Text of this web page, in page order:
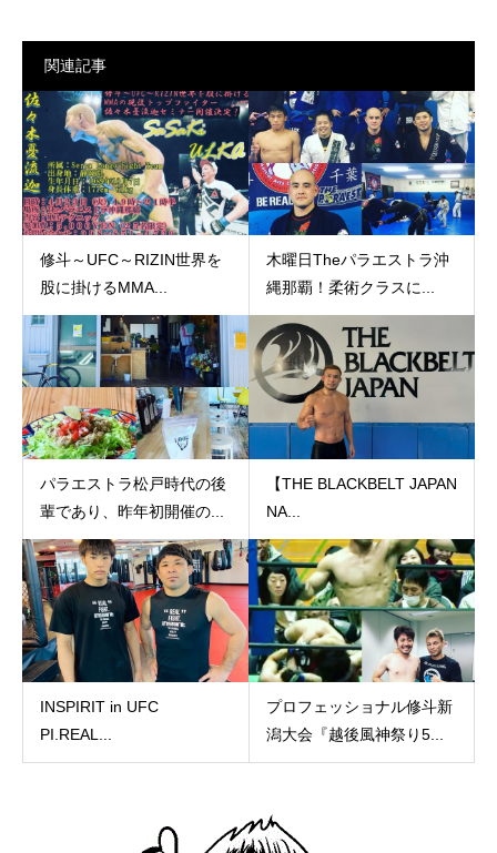
関連記事
修斗～UFC～RIZIN世界を
股に掛けるMMA...
木曜日Theパラエストラ沖
縄那覇！柔術クラスに...
パラエストラ松戸時代の後
輩であり、昨年初開催の...
【THE BLACKBELT JAPAN
NA...
INSPIRIT in UFC
PI.REAL...
プロフェッショナル修斗新
潟大会『越後風神祭り5...